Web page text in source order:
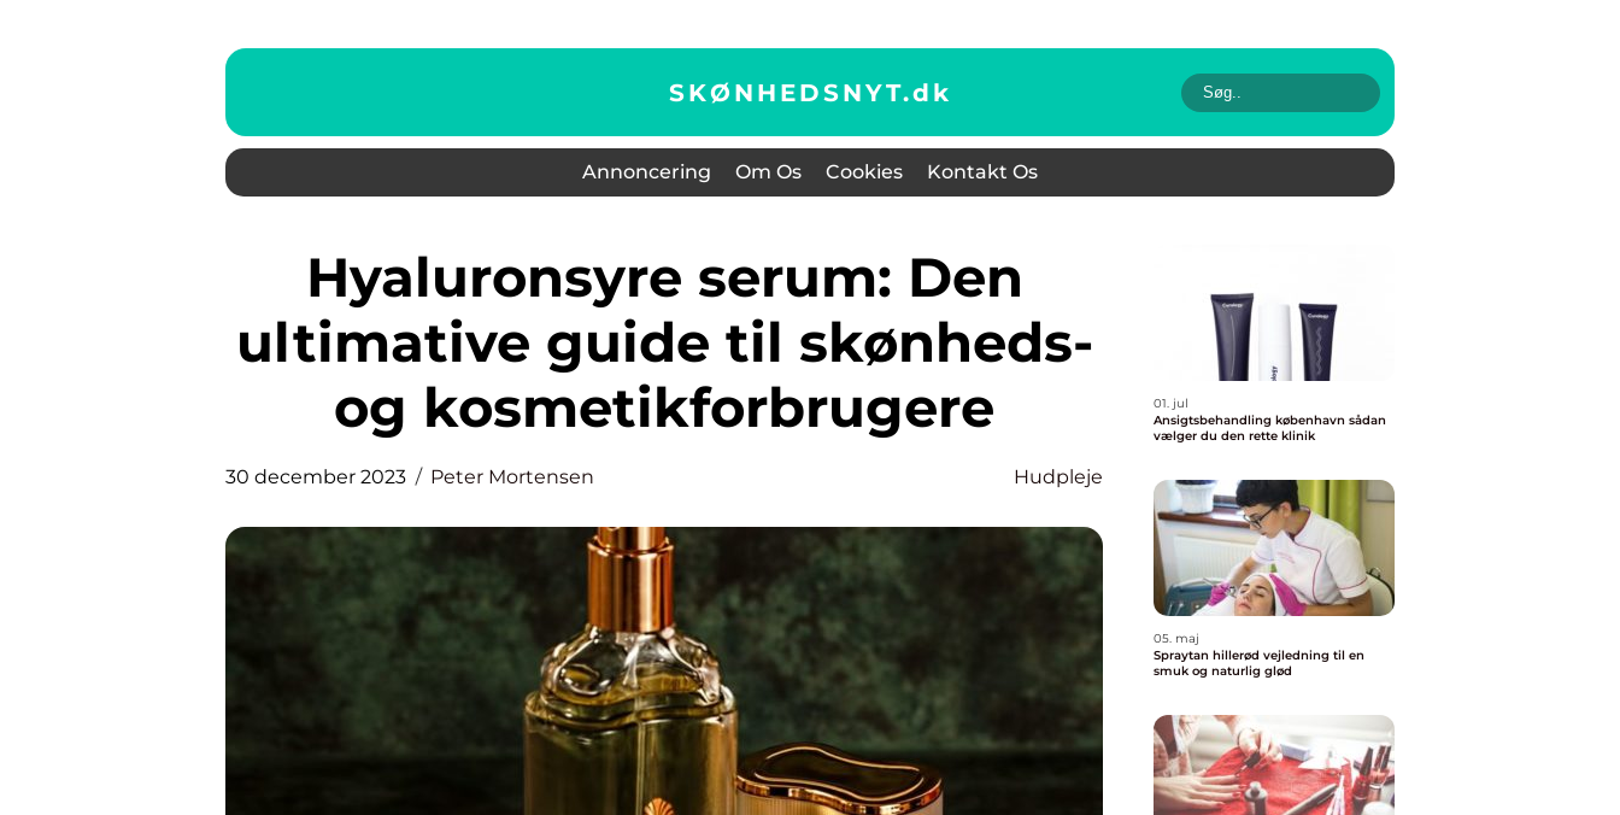
SKØNHEDSNYT.dk
Annoncering Om Os Cookies Kontakt Os
Hyaluronsyre serum: Den
ultimative guide til skønheds-
og kosmetikforbrugere
30 december 2023 Peter Mortensen Hudpleje
01. jul
Ansigtsbehandling københavn sådan
vælger du den rette klinik
05. maj
Spraytan hillerød vejledning til en
smuk og naturlig glød